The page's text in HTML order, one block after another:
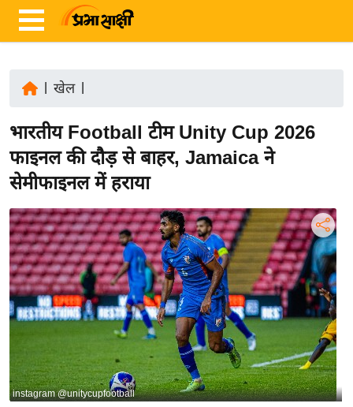
ज़ा
ख
ब
र
रा
ष्ट्री
य
अं
त
र्रा
य
बि
खेल|
भारतीय Football टीम Unity Cup 2026
फाइनल की दौड़ से बाहर, Jamaica ने
सेमीफाइनल में हराया
instagram @unitycupfootball